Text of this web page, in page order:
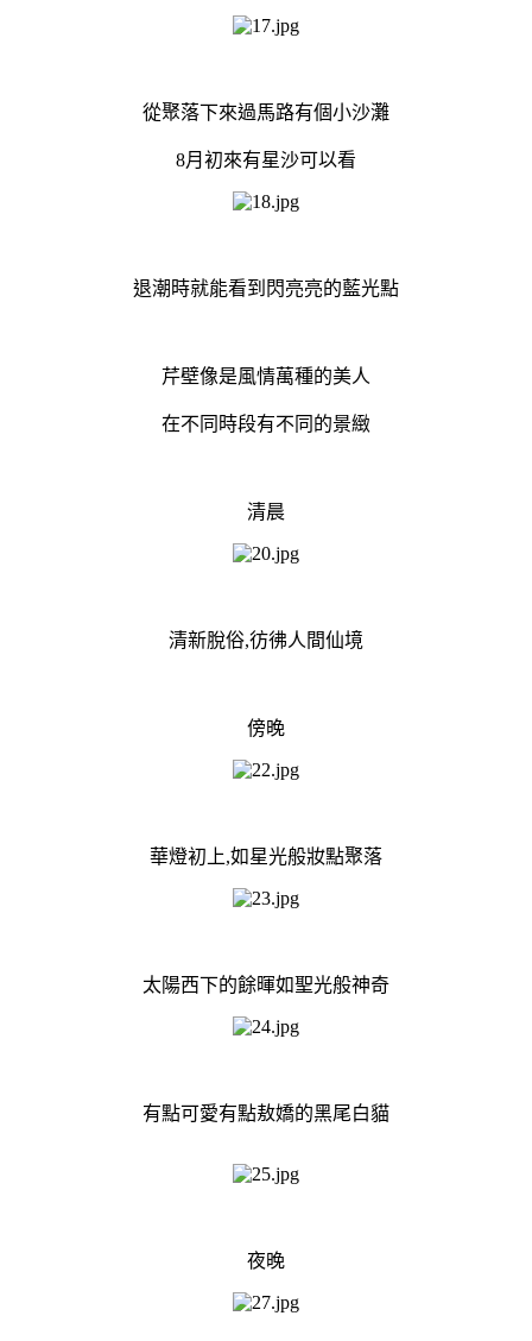
從聚落下來過馬路有個小沙灘
8月初來有星沙可以看
退潮時就能看到閃亮亮的藍光點
芹壁像是風情萬種的美人
在不同時段有不同的景緻
清晨
清新脫俗,彷彿人間仙境
傍晚
華燈初上,如星光般妝點聚落
太陽西下的餘暉如聖光般神奇
有點可愛有點敖嬌的黑尾白貓
夜晚